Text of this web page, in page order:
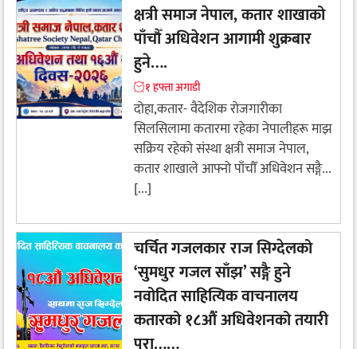
क्षत्री समाज नेपाल, कतार शाखाको
पाँचौँ अधिवेशन आगामी शुक्रबार
हुने….
१ हफ्ता अगाडी
​दोहा,कतार- वैदेशिक रोजगारीका
सिलसिलामा कतारमा रहेका नेपालीहरू माझ
सक्रिय रहेको संस्था क्षत्री समाज नेपाल,
कतार शाखाले आफ्नो पाँचौँ अधिवेशन सङ्गै...
[...]
चर्चित गजलकार राज सिग्देलको
‘सुमधुर गजल साँझ’ ​सङ्गै हुने
नवोदित साहित्यिक वाचनालय
कतारको १८औं अधिवेशनको तयारी